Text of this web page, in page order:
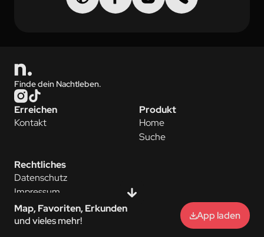
Finde dein Nachtleben.
Erreichen
Kontakt
Produkt
Home
Suche
Rechtliches
Datenschutz
Impressum
© 2026 nightlyfe UG
Map, Favoriten, Erkunden
und vieles mehr!
App laden